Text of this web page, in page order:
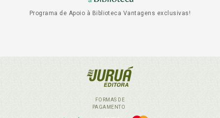
Programa de Apoio à Biblioteca Vantagens exclusivas!
FORMAS DE
PAGAMENTO